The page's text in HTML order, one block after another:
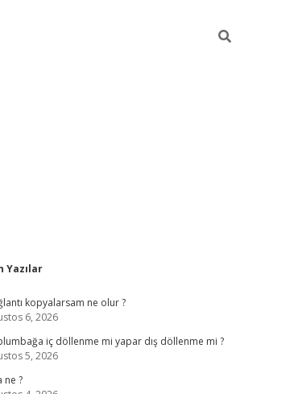
Yazılar
kopyalarsam ne olur ?
6, 2026
iç döllenme mi yapar dış döllenme mi ?
5, 2026
ne ?